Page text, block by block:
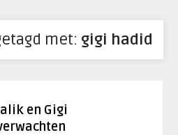
met: gigi hadid
en Gigi